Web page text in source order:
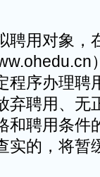
聘用对象，
程序办理聘
弃聘用、无
和聘用条件
实的，将暂